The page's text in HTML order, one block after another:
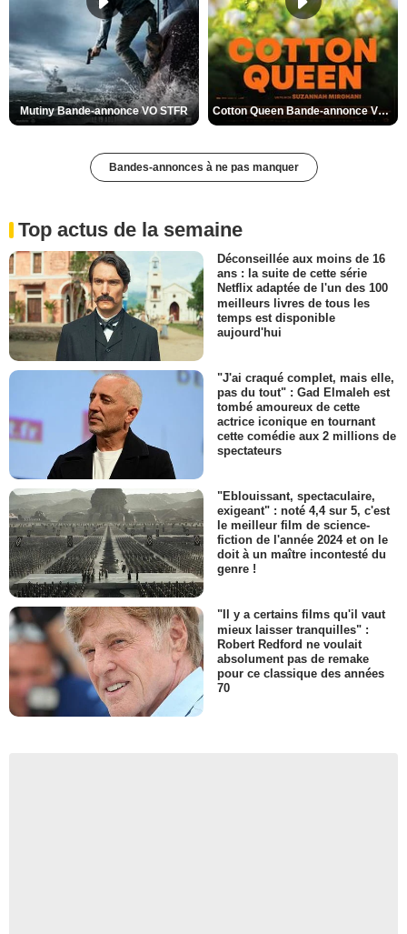
Mutiny Bande-annonce VO STFR Cotton Queen Bande-annonce VO STFR
Bandes-annonces à ne pas manquer
Top actus de la semaine
Déconseillée aux moins de 16
ans : la suite de cette série
Netflix adaptée de l'un des 100
meilleurs livres de tous les
temps est disponible
aujourd'hui
"J'ai craqué complet, mais elle,
pas du tout" : Gad Elmaleh est
tombé amoureux de cette
actrice iconique en tournant
cette comédie aux 2 millions de
spectateurs
"Eblouissant, spectaculaire,
exigeant" : noté 4,4 sur 5, c'est
le meilleur film de science-
fiction de l'année 2024 et on le
doit à un maître incontesté du
genre !
"Il y a certains films qu'il vaut
mieux laisser tranquilles" :
Robert Redford ne voulait
absolument pas de remake
pour ce classique des années
70